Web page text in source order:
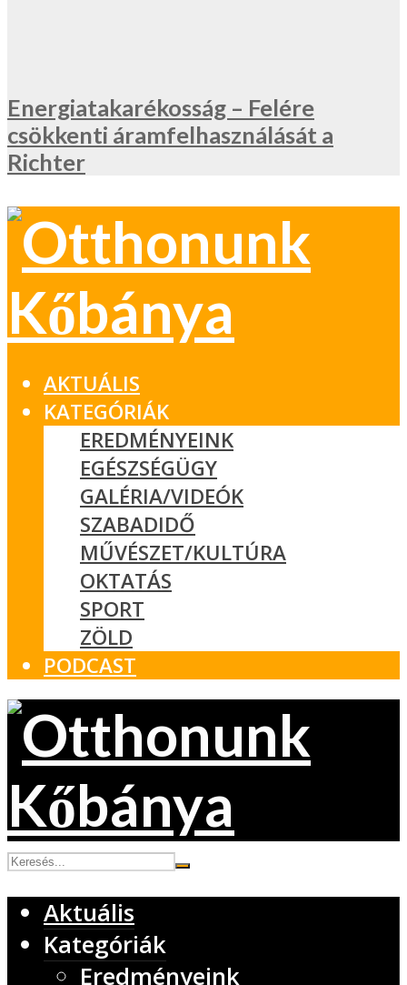
Energiatakarékosság – Felére
csökkenti áramfelhasználását a
Richter
AKTUÁLIS
KATEGÓRIÁK
EREDMÉNYEINK
EGÉSZSÉGÜGY
GALÉRIA/VIDEÓK
SZABADIDŐ
MŰVÉSZET/KULTÚRA
OKTATÁS
SPORT
ZÖLD
PODCAST
Aktuális
Kategóriák
Eredményeink